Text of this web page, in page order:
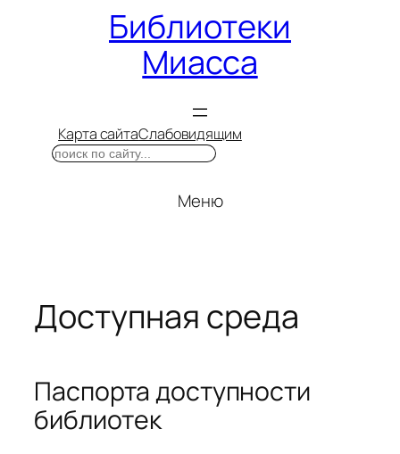
Библиотеки
Миасса
Карта сайтаСлабовидящим
Поиск
Меню
Доступная среда
Паспорта доступности
библиотек